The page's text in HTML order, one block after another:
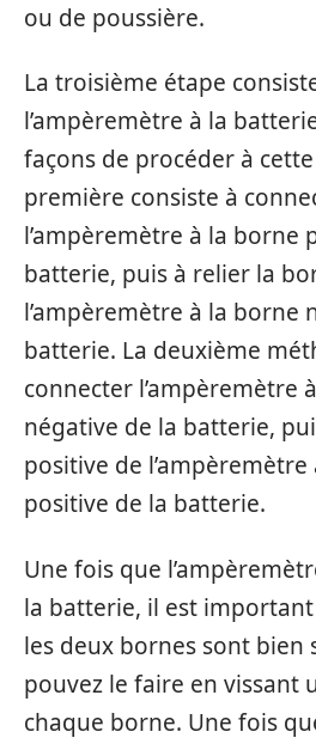
ou de poussière.
La troisième étape
l’ampèremètre à la
façons de procéder à
première consiste à
l’ampèremètre à la borne
batterie, puis à relier la
l’ampèremètre à la borne
batterie. La deuxième
connecter l’ampèremètre
négative de la batterie,
positive de
positive de la batterie.
Une fois que
la batterie, il est
les deux bornes sont bien
pouvez le faire en vissant
chaque borne. Une fois